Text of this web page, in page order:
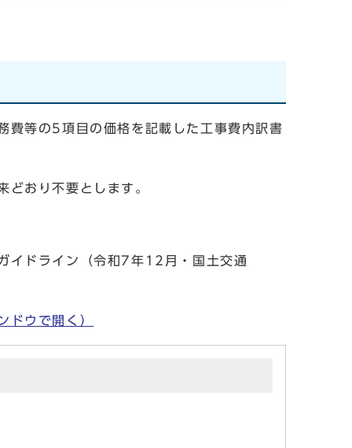
等の5項目の価格を記載した工事費内訳書
おり不要とします。
イドライン（令和7年12月・国土交通
ドウで開く）